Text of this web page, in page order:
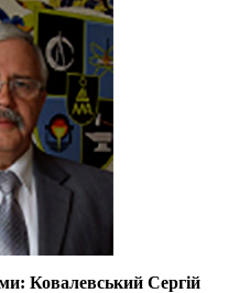
Ковалевський Сергій